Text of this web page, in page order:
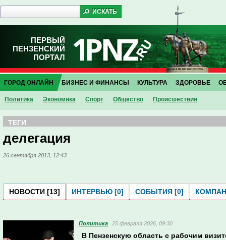
ПЕРВЫЙ
ПЕНЗЕНСКИЙ
ПОРТАЛ
ГОРОД ОНЛАЙН
Политика Экономика Спорт Общество Проиcшествия
БИЗНЕС И ФИНАНСЫ КУЛЬТУРА ЗДОРОВЬЕ
ТЕГИ
делегация
26 сентября 2013, 12:43
НОВОСТИ [13] ИНТЕРВЬЮ [0] СОБЫТИЯ [0]
Политика 25 февраля 2026, 09:30
В Пензенскую область с рабочим